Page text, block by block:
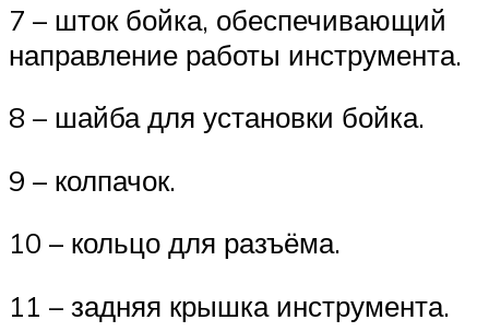
7 – шток бойка, обеспечивающий
направление работы инструмента.
8 – шайба для установки бойка.
9 – колпачок.
10 – кольцо для разъёма.
11 – задняя крышка инструмента.